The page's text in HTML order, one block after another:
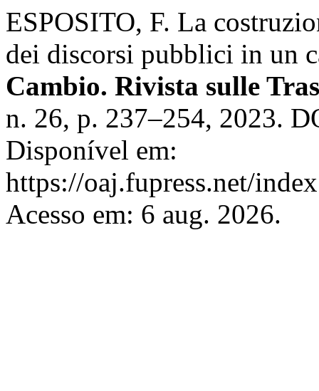
ESPOSITO, F. La
dei discorsi pubblici in un
Cambio. Rivista sulle
n. 26, p. 237–254, 2023.
Disponível em:
https://oaj.fupress.net/
Acesso em: 6 aug. 2026.